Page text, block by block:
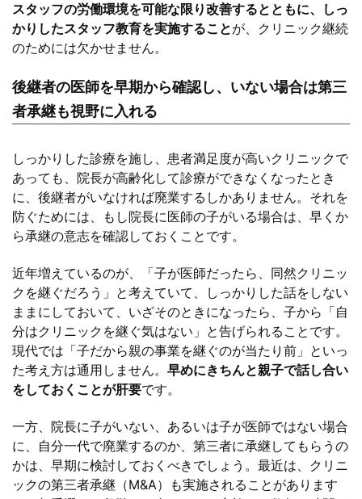
スタッフの労働環境を可能な限り改善するとともに、しっ
かりしたスタッフ教育を実施することが、クリニック継続
のためには欠かせません。
後継者の医師を早期から確認し、いない場合は第三
者承継も視野に入れる
しっかりした診療を施し、患者満足度が高いクリニックで
あっても、院長が高齢化して診療ができなくなったとき
に、後継者がいなければ廃業するしかありません。それを
防ぐためには、もし院長に医師の子がいる場合は、早くか
ら承継の意志を確認しておくことです。
近年増えているのが、「子が医師だったら、同然クリニッ
クを継ぐだろう」と考えていて、しっかりした話をしない
ままにしておいて、いざそのときになったら、子から「自
分はクリニックを継ぐ気はない」と告げられることです。
現代では「子だから親の事業を継ぐのが当たり前」といっ
た考え方は通用しません。 早めにきちんと親子で話し合い
をしておくことが肝要です。
一方、院長に子がいない、あるいは子が医師ではない場合
に、自分一代で廃業するのか、第三者に承継してもらうの
かは、早期に検討しておくべきでしょう。最近は、クリニ
ックの第三者承継（M&A）も実施されることがあります